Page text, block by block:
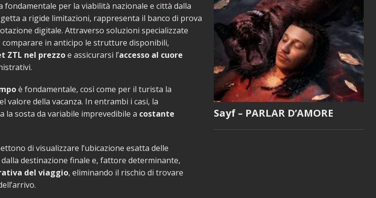
fondamentale per la viabilità nazionale e città dalla
a rigide limitazioni, rappresenta il banco di prova
digitale. Attraverso soluzioni specializzate
comparare in anticipo le strutture disponibili,
ZTL nel prezzoe assicurarsi l’accesso al cuore
è fondamentale, così come per il turista la
valore della vacanza. In entrambi i casi, la
sosta da variabile imprevedibile a costante
di visualizzare l’ubicazione esatta delle
destinazione finale e, fattore determinante,
del viaggio, eliminando il rischio di trovare
Sayf – PARLAR D’AMORE